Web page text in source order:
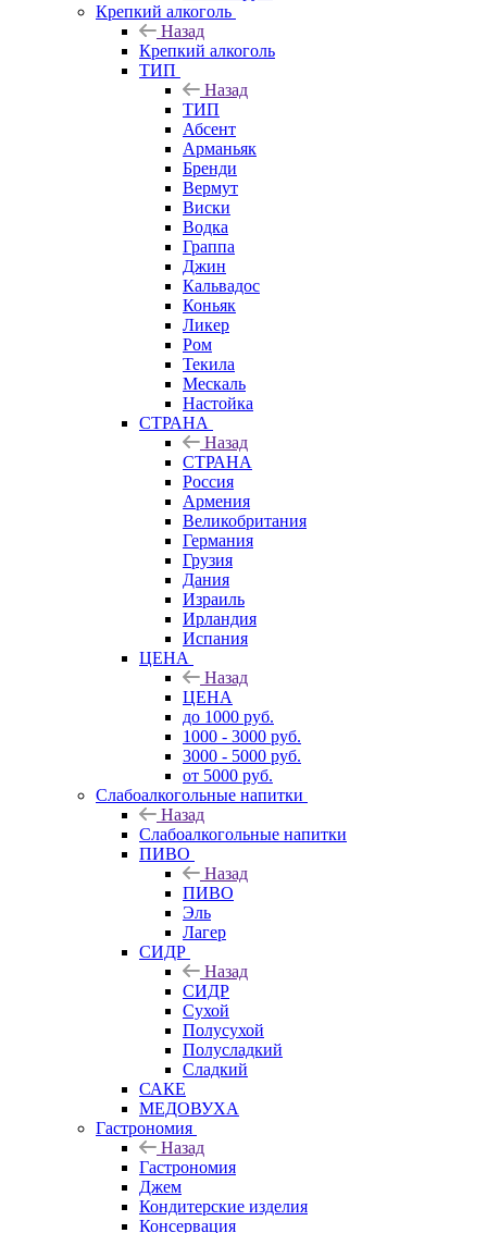
Крепкий алкоголь
Назад
Крепкий алкоголь
ТИП
Назад
ТИП
Абсент
Арманьяк
Бренди
Вермут
Виски
Водка
Граппа
Джин
Кальвадос
Коньяк
Ликер
Ром
Текила
Мескаль
Настойка
СТРАНА
Назад
СТРАНА
Россия
Армения
Великобритания
Германия
Грузия
Дания
Израиль
Ирландия
Испания
ЦЕНА
Назад
ЦЕНА
до 1000 руб.
1000 - 3000 руб.
3000 - 5000 руб.
от 5000 руб.
Слабоалкогольные напитки
Назад
Слабоалкогольные напитки
ПИВО
Назад
ПИВО
Эль
Лагер
СИДР
Назад
СИДР
Сухой
Полусухой
Полусладкий
Сладкий
САКЕ
МЕДОВУХА
Гастрономия
Назад
Гастрономия
Джем
Кондитерские изделия
Консервация